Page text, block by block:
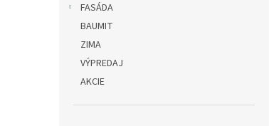
FASÁDA
BAUMIT
ZIMA
VÝPREDAJ
AKCIE